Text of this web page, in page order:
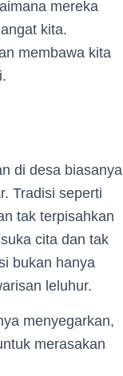
mereka
kita.
membawa kita
di desa biasanya
Tradisi seperti
tak terpisahkan
cita dan tak
bukan hanya
leluhur.
menyegarkan,
merasakan